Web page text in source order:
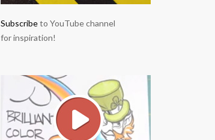
Subscribeto YouTube channel
for inspiration!